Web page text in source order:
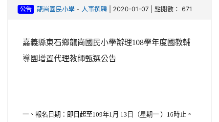
公告 龍崗國民小學- 人事選聘| 2020-01-07 | 點閱數： 671
嘉義縣東石鄉龍崗國民小學辦理108學年度國教輔
導團增置代理教師甄選公告
一、報名日期：即日起至109年1 月 13日（星期一 ）16 時止。